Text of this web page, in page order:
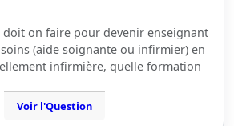
doit on faire pour devenir enseignant
(aide soignante ou infirmier) en
infirmière, quelle formation
Voir l'Question